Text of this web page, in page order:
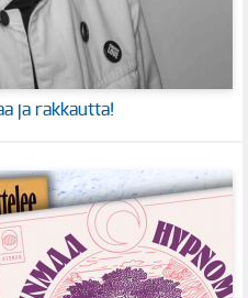
ja rakkautta!